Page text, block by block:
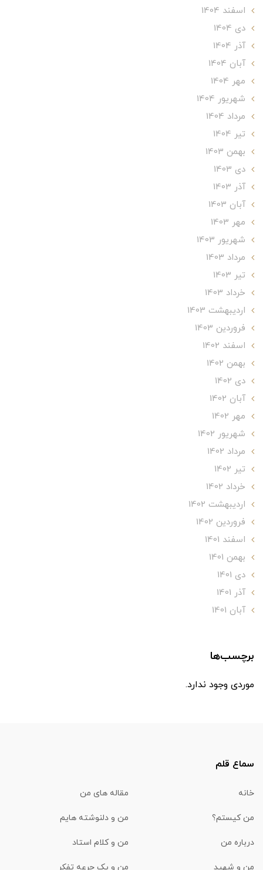
اسفند 1404
دی 1404
آذر 1404
آبان 1404
مهر 1404
شهریور 1404
مرداد 1404
تير 1404
بهمن 1403
دی 1403
آذر 1403
آبان 1403
مهر 1403
شهریور 1403
مرداد 1403
تير 1403
خرداد 1403
ارديبهشت 1403
فروردین 1403
اسفند 1402
بهمن 1402
دی 1402
آبان 1402
مهر 1402
شهریور 1402
مرداد 1402
تير 1402
خرداد 1402
ارديبهشت 1402
فروردین 1402
اسفند 1401
بهمن 1401
دی 1401
آذر 1401
آبان 1401
برچسب‌ها
موردی وجود ندارد.
سماع قلم
خانه مقاله های من
من کیستم؟ من و دلنوشته هایم
درباره من من و کلام استاد
من و شهید من و یک جرعه تفکر